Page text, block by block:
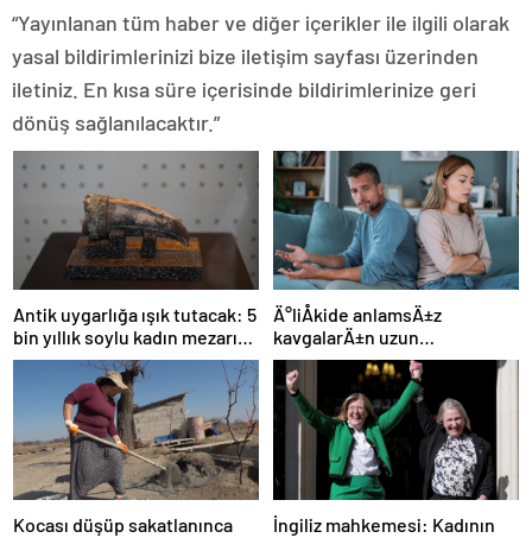
“Yayınlanan tüm haber ve diğer içerikler ile ilgili olarak
yasal bildirimlerinizi bize iletişim sayfası üzerinden
iletiniz. En kısa süre içerisinde bildirimlerinize geri
dönüş sağlanılacaktır.”
Antik uygarlığa ışık tutacak: 5
bin yıllık soylu kadın mezarı
bulundu!
Ä°liÅkide anlamsÄ±z
kavgalarÄ±n uzun
sÃ¼rmesini engellemenin 5
yolu
Kocası düşüp sakatlanınca
İngiliz mahkemesi: Kadının